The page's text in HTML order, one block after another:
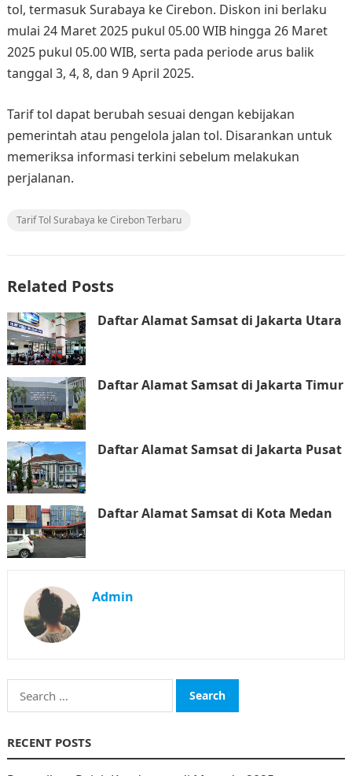
tol, termasuk Surabaya ke Cirebon. Diskon ini berlaku
mulai 24 Maret 2025 pukul 05.00 WIB hingga 26 Maret
2025 pukul 05.00 WIB, serta pada periode arus balik
tanggal 3, 4, 8, dan 9 April 2025.
Tarif tol dapat berubah sesuai dengan kebijakan
pemerintah atau pengelola jalan tol. Disarankan untuk
memeriksa informasi terkini sebelum melakukan
perjalanan.
Tarif Tol Surabaya ke Cirebon Terbaru
Related Posts
Daftar Alamat Samsat di Jakarta Utara
Daftar Alamat Samsat di Jakarta Timur
Daftar Alamat Samsat di Jakarta Pusat
Daftar Alamat Samsat di Kota Medan
Admin
Search
for:
RECENT POSTS